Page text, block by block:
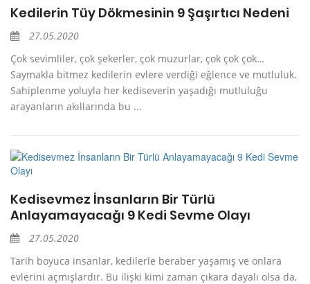
Kedilerin Tüy Dökmesinin 9 Şaşırtıcı Nedeni
27.05.2020
Çok sevimliler, çok şekerler, çok muzurlar, çok çok çok…
Saymakla bitmez kedilerin evlere verdiği eğlence ve mutluluk.
Sahiplenme yoluyla her kediseverin yaşadığı mutluluğu
arayanların akıllarında bu ...
Kedisevmez İnsanların Bir Türlü
Anlayamayacağı 9 Kedi Sevme Olayı
27.05.2020
Tarih boyuca insanlar, kedilerle beraber yaşamış ve onlara
evlerini açmışlardır. Bu ilişki kimi zaman çıkara dayalı olsa da,